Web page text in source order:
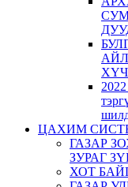
ЦАХИМ
ГАЗАР
ЗУРАГ
ХОТ